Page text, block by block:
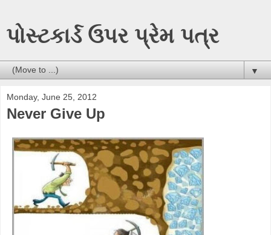
પોસ્ટકાર્ડ ઉપર પ્રેમ પત્ર
▼
Monday, June 25, 2012
Never Give Up